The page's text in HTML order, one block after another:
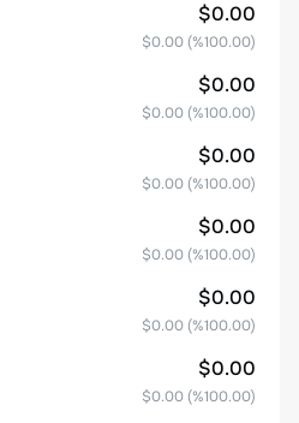
$0.00
$0.00 (%100.00)
$0.00
$0.00 (%100.00)
$0.00
$0.00 (%100.00)
$0.00
$0.00 (%100.00)
$0.00
$0.00 (%100.00)
$0.00
$0.00 (%100.00)